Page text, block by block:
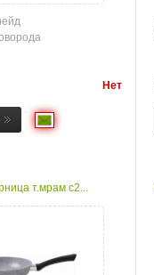
Нет
т.мрам с2...